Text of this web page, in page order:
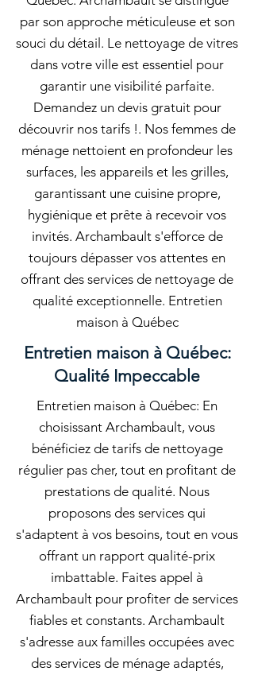
par son approche méticuleuse et son
souci du détail. Le nettoyage de vitres
dans votre ville est essentiel pour
garantir une visibilité parfaite.
Demandez un devis gratuit pour
découvrir nos tarifs !. Nos femmes de
ménage nettoient en profondeur les
surfaces, les appareils et les grilles,
garantissant une cuisine propre,
hygiénique et prête à recevoir vos
invités. Archambault s'efforce de
toujours dépasser vos attentes en
offrant des services de nettoyage de
qualité exceptionnelle. Entretien
maison à Québec
Entretien maison à Québec:
Qualité Impeccable
Entretien maison à Québec: En
choisissant Archambault, vous
bénéficiez de tarifs de nettoyage
régulier pas cher, tout en profitant de
prestations de qualité. Nous
proposons des services qui
s'adaptent à vos besoins, tout en vous
offrant un rapport qualité-prix
imbattable. Faites appel à
Archambault pour profiter de services
fiables et constants. Archambault
s'adresse aux familles occupées avec
des services de ménage adaptés,